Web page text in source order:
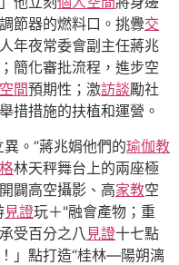
節器的燃料口。挑釁交
年夜常委會副主任蔣兆
簡化審批流程，進步空
間預期性；激訪談勵社
措措施的扶植和運營。
。”蔣兆娟他們的瑜伽教
林天秤舞台上的兩座極
闢高空攝影、高家教空
見證玩＋"融會產物；重
受百分之八 見證十七點
」點打造“桂林—陽朔漓